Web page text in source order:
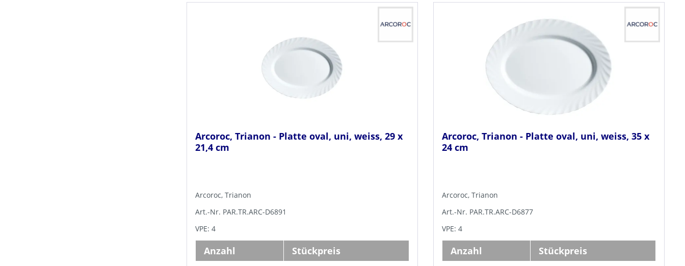
Arcoroc, Trianon - Platte oval, uni, weiss, 29 x
21,4 cm
Arcoroc, Trianon
Art.-Nr. PAR.TR.ARC-D6891
VPE: 4
Anzahl Stückpreis
Arcoroc, Trianon - Platte oval, uni, weiss, 35 x
24 cm
Arcoroc, Trianon
Art.-Nr. PAR.TR.ARC-D6877
VPE: 4
Anzahl Stückpreis